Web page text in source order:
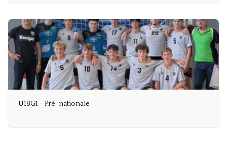
U18G1 - Pré-nationale